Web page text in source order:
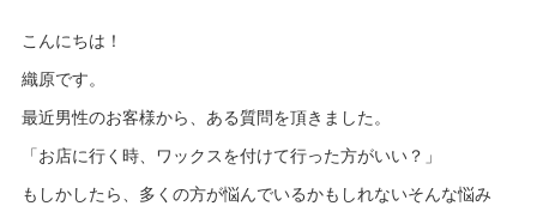
こんにちは！
織原です。
最近男性のお客様から、ある質問を頂きました。
「お店に行く時、ワックスを付けて行った方がいい？」
もしかしたら、多くの方が悩んでいるかもしれないそんな悩み